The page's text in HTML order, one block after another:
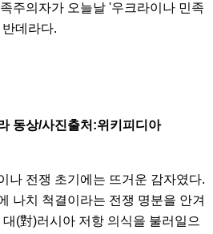
주의자가 오늘날 '우크라이나 민족
데라다.
동상/사진출처:위키피디아
나 전쟁 초기에는 뜨거운 감자였다.
나치 척결이라는 전쟁 명분을 안겨
(對)러시아 저항 의식을 불러일으